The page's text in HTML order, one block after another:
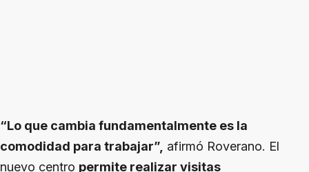
“Lo que cambia fundamentalmente es la
comodidad para trabajar”, afirmó Roverano. El
nuevo centro permite realizar visitas